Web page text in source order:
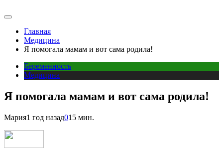
Главная
Медицина
Я помогала мамам и вот сама родила!
Беременность
Медицина
Я помогала мамам и вот сама родила!
Мария1 год назад015 мин.